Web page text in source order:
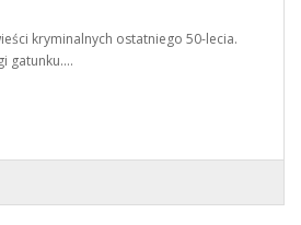
kryminalnych ostatniego 50-lecia.
gatunku.…